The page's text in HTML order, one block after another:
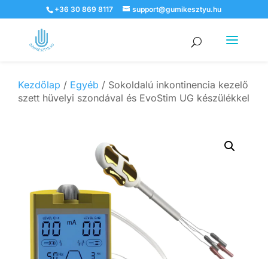
+36 30 869 8117 support@gumikesztyu.hu
Products
search
Kezdőlap / Egyéb / Sokoldalú inkontinencia kezelő
szett hüvelyi szondával és EvoStim UG készülékkel